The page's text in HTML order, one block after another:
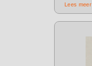
Lees meer